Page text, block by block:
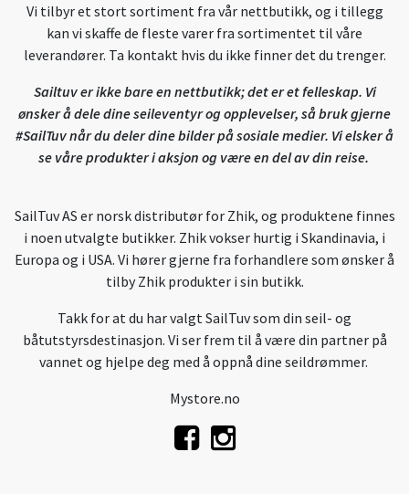
Vi tilbyr et stort sortiment fra vår nettbutikk, og i tillegg
kan vi skaffe de fleste varer fra sortimentet til våre
leverandører. Ta kontakt hvis du ikke finner det du trenger.
Sailtuv er ikke bare en nettbutikk; det er et felleskap. Vi
ønsker å dele dine seileventyr og opplevelser, så bruk gjerne
#SailTuv når du deler dine bilder på sosiale medier. Vi elsker å
se våre produkter i aksjon og være en del av din reise.
SailTuv AS er norsk distributør for Zhik, og produktene finnes
i noen utvalgte butikker. Zhik vokser hurtig i Skandinavia, i
Europa og i USA. Vi hører gjerne fra forhandlere som ønsker å
tilby Zhik produkter i sin butikk.
Takk for at du har valgt SailTuv som din seil- og
båtutstyrsdestinasjon. Vi ser frem til å være din partner på
vannet og hjelpe deg med å oppnå dine seildrømmer.
Mystore.no